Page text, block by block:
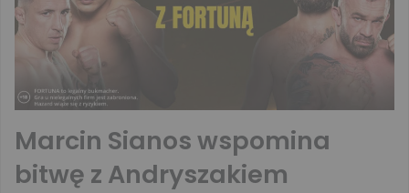
Marcin Sianos wspomina
bitwę z Andryszakiem